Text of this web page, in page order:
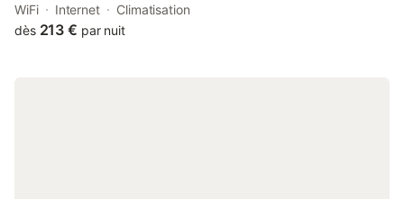
an open-air bath.
WiFi Internet
Climatisation
dès 213 € par nuit